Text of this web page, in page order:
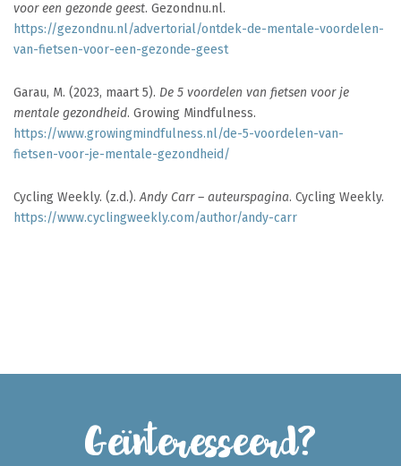
voor een gezonde geest. Gezondnu.nl.
https://gezondnu.nl/advertorial/ontdek-de-mentale-voordelen-
van-fietsen-voor-een-gezonde-geest
Garau, M. (2023, maart 5). De 5 voordelen van fietsen voor je
mentale gezondheid. Growing Mindfulness.
https://www.growingmindfulness.nl/de-5-voordelen-van-
fietsen-voor-je-mentale-gezondheid/
Cycling Weekly. (z.d.).Andy Carr – auteurspagina. Cycling Weekly.
https://www.cyclingweekly.com/author/andy-carr
Geïnteresseerd?